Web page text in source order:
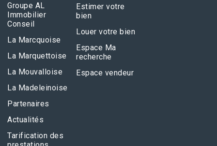
Groupe AL
Immobilier
Conseil
La Marcquoise
La Marquettoise
La Mouvalloise
La Madeleinoise
Partenaires
Actualités
Tarification des
Estimer votre
bien
Louer votre bien
Espace Ma
recherche
Espace vendeur